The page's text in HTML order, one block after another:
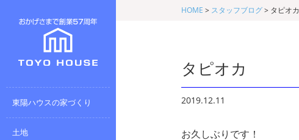
東陽ハウスの家づくり
土地
HOME > スタッフブログ> タピオカ
タピオカ
2019.12.11
お久しぶりです！